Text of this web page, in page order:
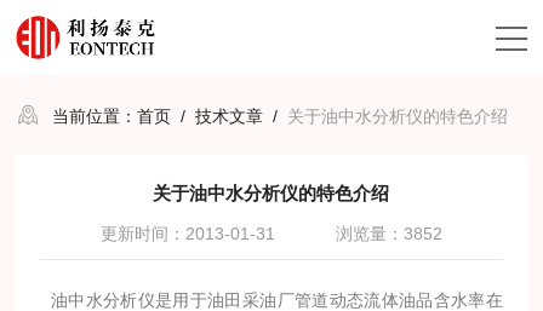
当前位置：首页 /技术文章 / 关于油中水分析仪的特色介绍
关于油中水分析仪的特色介绍
更新时间：2013-01-31 浏览量：3852
油中水分析仪是用于油田采油厂管道动态流体油品含水率在